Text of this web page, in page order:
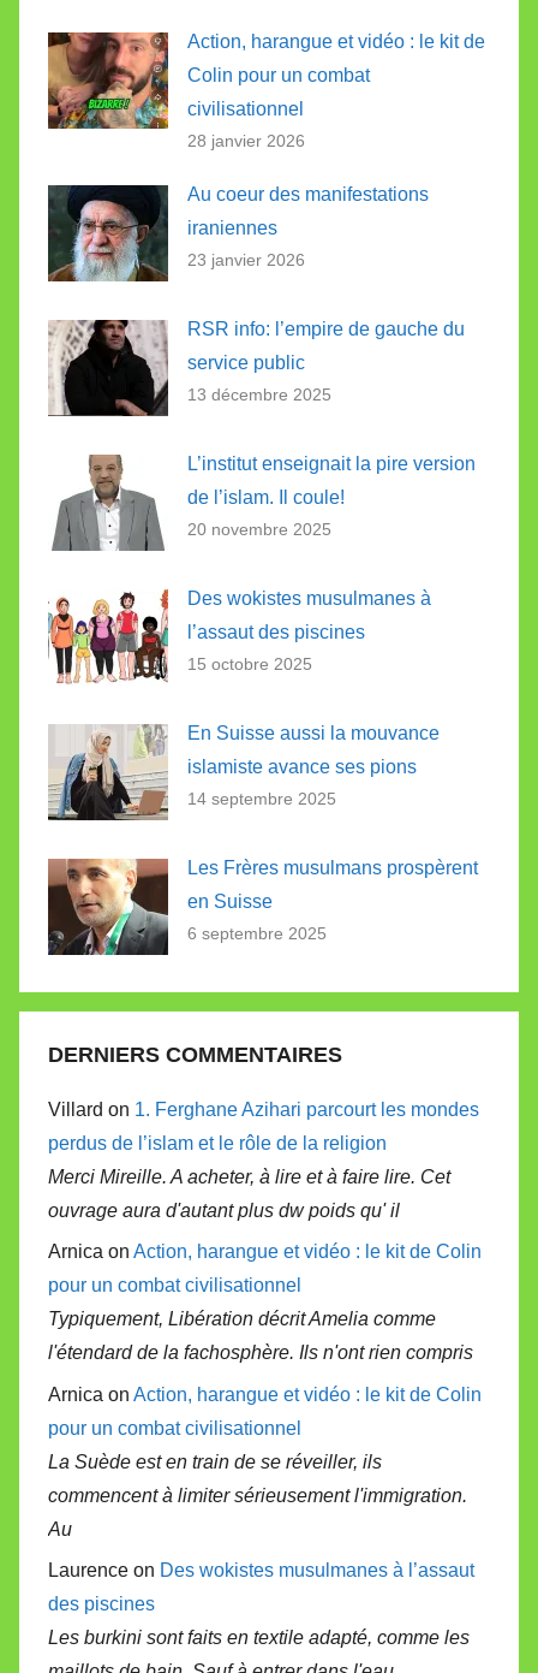
Action, harangue et vidéo : le kit de
Colin pour un combat
civilisationnel
28 janvier 2026
Au coeur des manifestations
iraniennes
23 janvier 2026
RSR info: l’empire de gauche du
service public
13 décembre 2025
L’institut enseignait la pire version
de l’islam. Il coule!
20 novembre 2025
Des wokistes musulmanes à
l’assaut des piscines
15 octobre 2025
En Suisse aussi la mouvance
islamiste avance ses pions
14 septembre 2025
Les Frères musulmans prospèrent
en Suisse
6 septembre 2025
DERNIERS COMMENTAIRES
Villard on 1. Ferghane Azihari parcourt les mondes
perdus de l’islam et le rôle de la religion
Merci Mireille. A acheter, à lire et à faire lire. Cet
ouvrage aura d'autant plus dw poids qu' il
Arnica on Action, harangue et vidéo : le kit de Colin
pour un combat civilisationnel
Typiquement, Libération décrit Amelia comme
l'étendard de la fachosphère. Ils n'ont rien compris
Arnica on Action, harangue et vidéo : le kit de Colin
pour un combat civilisationnel
La Suède est en train de se réveiller, ils
commencent à limiter sérieusement l'immigration.
Au
Laurence on Des wokistes musulmanes à l’assaut
des piscines
Les burkini sont faits en textile adapté, comme les